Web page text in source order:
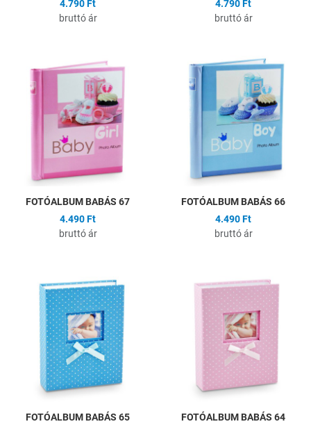
4.790 Ft
bruttó ár
4.790 Ft
bruttó ár
Hozzáadás a kívánságlistához
Összehasonlítás
FOTÓALBUM BABÁS 67
4.490 Ft
bruttó ár
FOTÓALBUM BABÁS 66
4.490 Ft
bruttó ár
Hozzáadás a kívánságlistához
Összehasonlítás
FOTÓALBUM BABÁS 65
FOTÓALBUM BABÁS 64